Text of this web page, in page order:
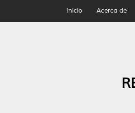
Inicio Acerca de